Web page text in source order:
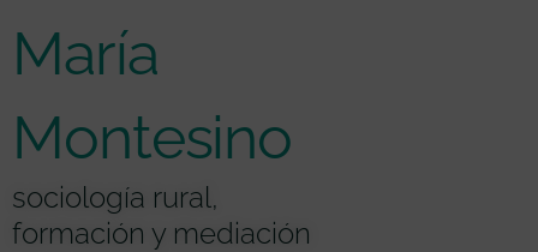
María
Montesino
sociología rural,
formación y mediación